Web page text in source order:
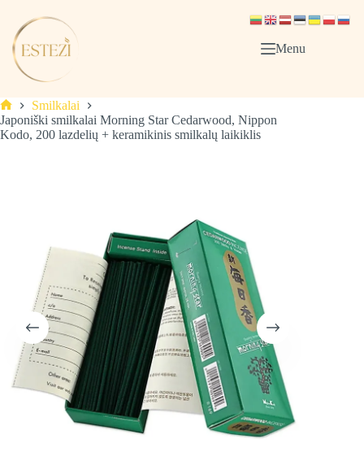
content
Menu
Pagrindinis
Smilkalai
Japoniški smilkalai Morning Star Cedarwood, Nippon
Kodo, 200 lazdelių + keramikinis smilkalų laikiklis